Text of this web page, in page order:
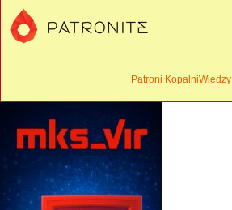
Patroni KopalniWiedzy